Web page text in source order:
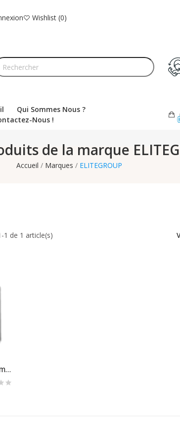
Wishlist 0
Qui Sommes Nous ?
Nous !
de la marque
Accueil Marques ELITEGROUP
1 de 1 article(s)
Pc Gamer Elite 5 - i5 10ème 8Go 240SSD GTX 1660...